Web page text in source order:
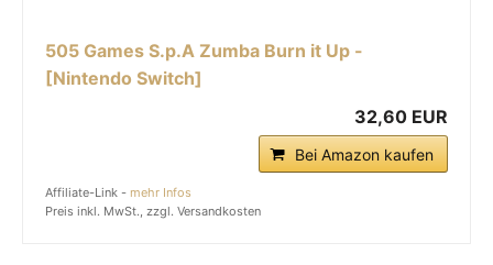
505 Games S.p.A Zumba Burn it Up -
[Nintendo Switch]
32,60 EUR
Bei Amazon kaufen
Affiliate-Link - mehr Infos
Preis inkl. MwSt., zzgl. Versandkosten